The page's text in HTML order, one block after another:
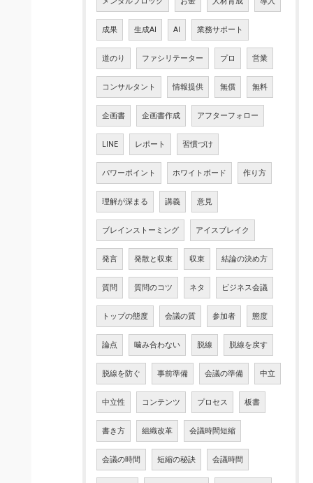
成果 生成AI AI 業務サポート
道のり ファシリテーター プロ 営業
コンサルタント 情報提供 無償 無料
企画書 企画書作成 アフターフォロー
LINE レポート 習慣づけ
パワーポイント ホワイトボード 作り方
理解が深まる 講義 意見
ブレインストーミング アイスブレイク
発言 発散と収束 収束 結論の決め方
質問 質問のコツ ネタ ビジネス会議
トップの態度 会議の質 参加者 態度
論点 噛み合わない 脱線 脱線を戻す
脱線を防ぐ 事前準備 会議の準備 中立
中立性 コンテンツ プロセス 板書
書き方 組織改革 会議時間短縮
会議の時間 短縮の秘訣 会議時間